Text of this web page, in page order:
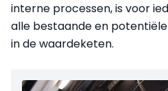
interne processen, is voor
alle bestaande en
in de waardeketen.